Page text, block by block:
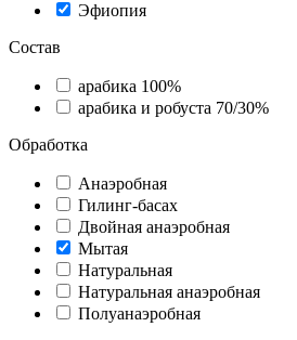
Эфиопия
Состав
арабика 100%
арабика и робуста 70/30%
Обработка
Анаэробная
Гилинг-басах
Двойная анаэробная
Мытая
Натуральная
Натуральная анаэробная
Полуанаэробная